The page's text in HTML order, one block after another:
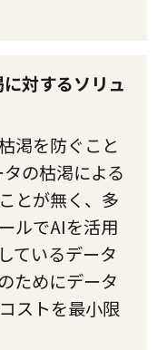
対するソリュ
渇を防ぐこと
の枯渇による
とが無く、多
ルでAIを活用
ているデータ
ためにデータ
ストを最小限